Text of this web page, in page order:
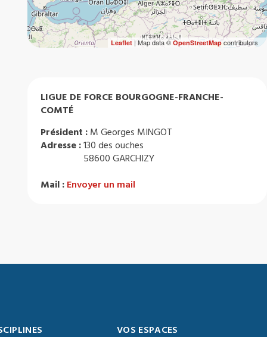
Leaflet| Map data ©OpenStreetMapcontributors
LIGUE DE FORCE BOURGOGNE-FRANCHE-
COMTÉ
Président : M Georges MINGOT
Adresse :130 des ouches
58600 GARCHIZY
Mail : Envoyer un mail
VOS ESPACES